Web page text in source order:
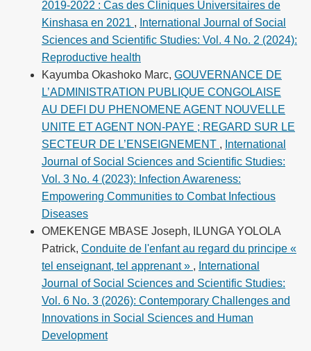
2019-2022 : Cas des Cliniques Universitaires de
Kinshasa en 2021 , International Journal of Social
Sciences and Scientific Studies: Vol. 4 No. 2 (2024):
Reproductive health
Kayumba Okashoko Marc, GOUVERNANCE DE
L’ADMINISTRATION PUBLIQUE CONGOLAISE
AU DEFI DU PHENOMENE AGENT NOUVELLE
UNITE ET AGENT NON-PAYE ; REGARD SUR LE
SECTEUR DE L’ENSEIGNEMENT , International
Journal of Social Sciences and Scientific Studies:
Vol. 3 No. 4 (2023): Infection Awareness:
Empowering Communities to Combat Infectious
Diseases
OMEKENGE MBASE Joseph, ILUNGA YOLOLA
Patrick, Conduite de l'enfant au regard du principe «
tel enseignant, tel apprenant » , International
Journal of Social Sciences and Scientific Studies:
Vol. 6 No. 3 (2026): Contemporary Challenges and
Innovations in Social Sciences and Human
Development